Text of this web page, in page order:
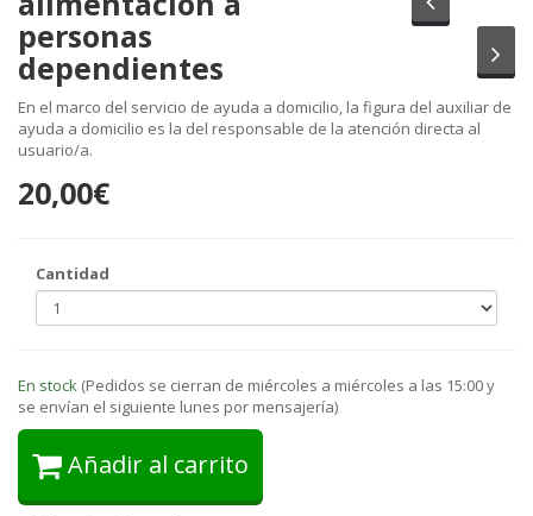
personas
dependientes
En el marco del servicio de ayuda a domicilio, la figura del auxiliar de
ayuda a domicilio es la del responsable de la atención directa al
usuario/a.
20,00€
Cantidad
En stock (Pedidos se cierran de miércoles a miércoles a las 15:00 y
se envían el siguiente lunes por mensajería)
Añadir al carrito